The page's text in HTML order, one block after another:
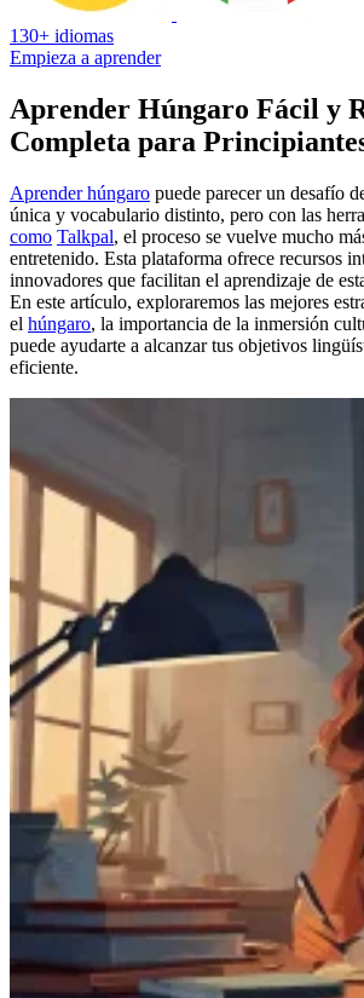
130+ idiomas
Empieza a aprender
Aprender Húngaro Fácil y
Completa para
Aprender húngaro puede parecer un desafío
única y vocabulario distinto, pero con las
como Talkpal, el proceso se vuelve mucho
entretenido. Esta plataforma ofrece recursos
innovadores que facilitan el aprendizaje de
En este artículo, exploraremos las mejores
el húngaro, la importancia de la inmersión
puede ayudarte a alcanzar tus objetivos
eficiente.